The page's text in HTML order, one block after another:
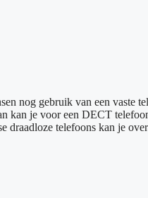
nog gebruik van een
kan je voor een DECT
draadloze telefoons kan je